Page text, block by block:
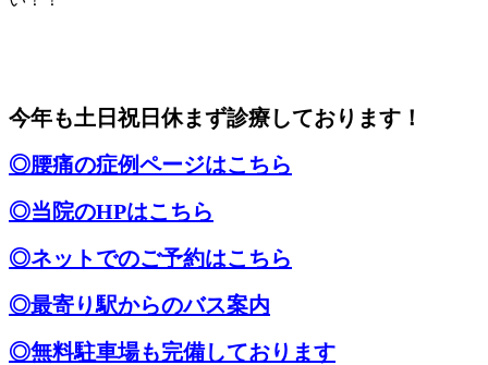
今年も土日祝日休まず診療しております！
◎腰痛の症例ページはこちら
◎当院のHPはこちら
◎ネットでのご予約はこちら
◎最寄り駅からのバス案内
◎無料駐車場も完備しております